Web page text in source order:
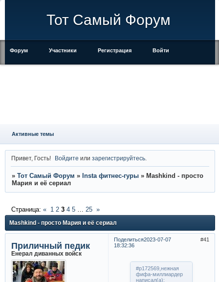
Тот Самый Форум
Форум Участники Регистрация Войти
Активные темы
Привет, Гость! Войдите илизарегистрируйтесь
» Тот Самый Форум » Insta фитнес-гуры » Mashkind - просто
Мария и её сериал
Mashkind - просто Мария и её сериал
Страница: « 1 2 3 4 5 25 »
Поделиться 41
2023-07-07
18:32:36
Приличный педик
Енерал диванных войск
#p172569,нежная
фифа-миллиардер
написал(а):